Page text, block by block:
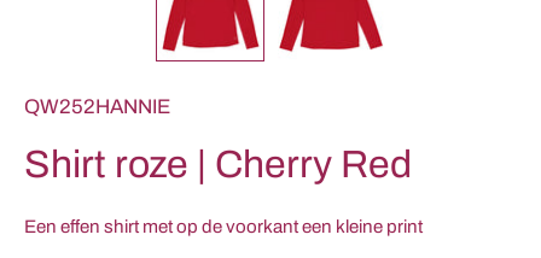
QW252HANNIE
Shirt roze | Cherry Red
Een effen shirt met op de voorkant een kleine print